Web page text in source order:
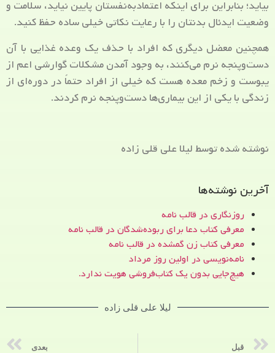
بیاید؛ بنابراین برای اینکه اعتمادبه‌نفستان پایین نیاید، سلامت و
وضعیت ایدئال بدنتان را با رعایت نکاتی خیلی ساده حفظ کنید.
همچنین معضل دیگری که افراد با حذف یک وعده غذایی با آن
دست‌وپنجه نرم می‌کنند، به وجود آمدن مشکلات گوارشی اعم از
یبوست و زخم معده هست که خیلی از افراد حتماً در دوره‌ای از
زندگی با یکی از این بیماری‌ها دست‌وپنجه نرم کردند.
نوشته شده توسط لیلا علی قلی زاده
آخرین نوشته‌ها
روزنگاری در قالب نامه
معرفی کتاب دعا برای ربوده‌شدگان در قالب نامه
معرفی کتاب زن‌ گمشده در قالب نامه
نامه‌نویسی در اولین روز مرداد
هیچ‌جایی بدون یک کتاب‌فروشی هویت ندارد.
لیلا علی قلی زاده
قبل بعدی